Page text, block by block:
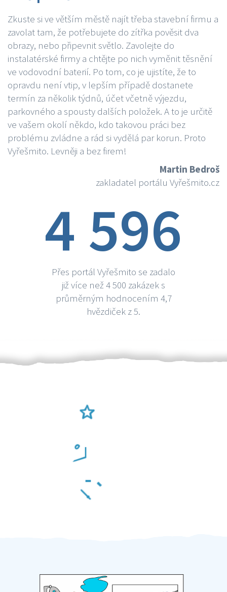
Zkuste si ve větším městě najít třeba stavební firmu a
zavolat tam, že potřebujete do zítřka pověsit dva
obrazy, nebo připevnit světlo. Zavolejte do
instalatérské firmy a chtějte po nich vyměnit těsnění
ve vodovodní baterií. Po tom, co je ujistíte, že to
opravdu není vtip, v lepším případě dostanete
termín za několik týdnů, účet včetně výjezdu,
parkovného a spousty dalších položek. A to je určitě
ve vašem okolí někdo, kdo takovou práci bez
problému zvládne a rád si vydělá par korun. Proto
Vyřešmito. Levněji a bez firem!
Martin Bedroš
zakladatel portálu Vyřešmito.cz
4 596
Přes portál Vyřešmito se zadalo
již více než 4 500 zakázek s
průměrným hodnocením 4,7
hvězdiček z 5.